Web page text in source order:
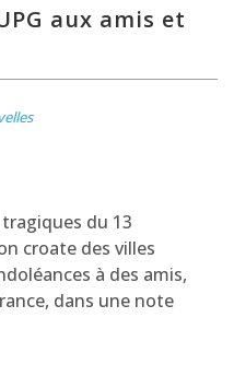
aux amis et
du 13
croate des villes
à des amis,
dans une note